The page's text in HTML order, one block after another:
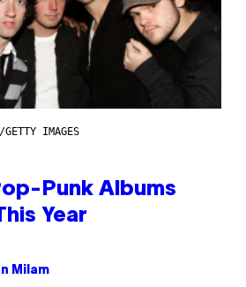
GETTY IMAGES
Punk Albums
Year
Milam